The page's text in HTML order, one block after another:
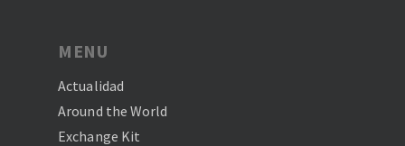
MENU
Actualidad
Around the World
Exchange Kit